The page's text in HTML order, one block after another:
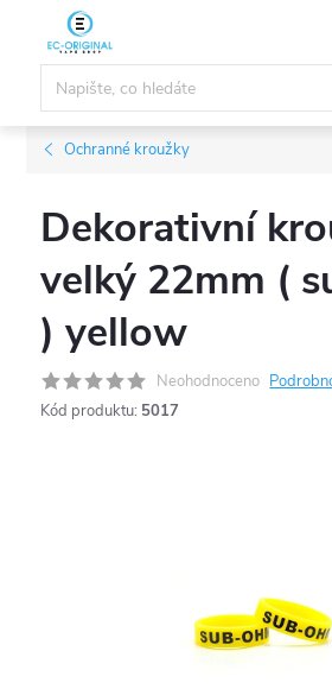
obsah
Ochranné kroužky
Dekorativní
velký 22mm (
) yellow
Neohodnoceno
Kód produktu: 5017